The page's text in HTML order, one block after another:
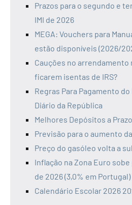
Prazos para o segundo e
IMI de 2026
MEGA: Vouchers para
estão disponíveis (2026/
Cauções no arrendamento
ficarem isentas de IRS?
Regras Para Pagamento
Diário da República
Melhores Depósitos a
Previsão para o aumento
Preço do gasóleo volta a
Inflação na Zona Euro
de 2026 (3,0% em Portugal)
Calendário Escolar 2026